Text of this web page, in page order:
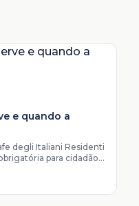
e quando a
degli Italiani Residenti
para cidadãos